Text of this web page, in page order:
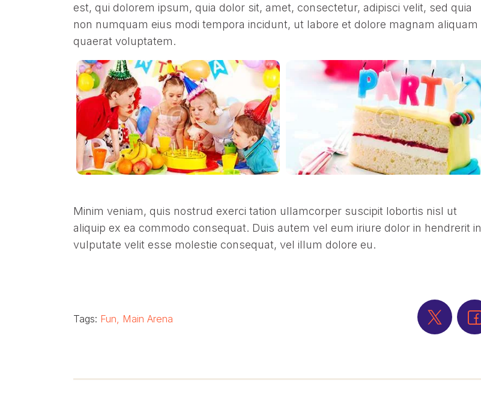
est, qui dolorem ipsum, quia dolor sit, amet, consectetur, adipisci velit, sed quia
non numquam eius modi tempora incidunt, ut labore et dolore magnam aliquam
quaerat voluptatem.
Minim veniam, quis nostrud exerci tation ullamcorper suscipit lobortis nisl ut
aliquip ex ea commodo consequat. Duis autem vel eum iriure dolor in hendrerit in
vulputate velit esse molestie consequat, vel illum dolore eu.
Tags: Fun, Main Arena